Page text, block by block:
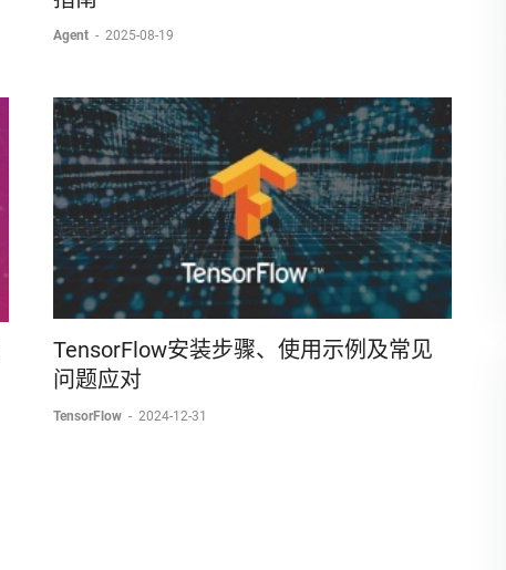
Agent - 2025-08-19
TensorFlow安装步骤、使用示例及常见
问题应对
TensorFlow - 2024-12-31